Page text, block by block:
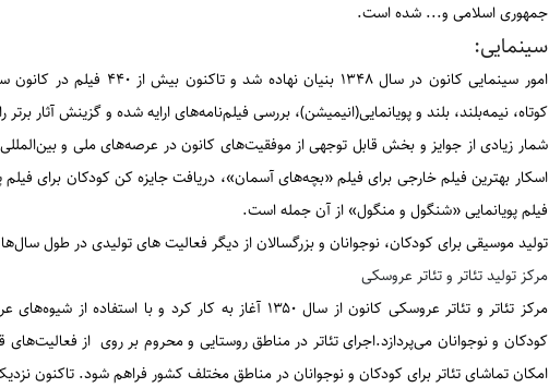
جمهوری‌ اسلامی و... شده است.
سینمایی:
امور سینمایی کانون در سال
کوتاه، نیمه‌بلند، بلند و پویانمایی(انیمیشن)، بررسی فیلم‌نامه‌های ارایه شده و گزینش آثار
شمار زیادی از جوایز و بخش قابل توجهی از موفقیت‌های کانون در عرصه‌های ملی و
فیلم پویانمایی «شنگول و منگول» از آن جمله است.
تولید موسیقی برای کودکان، نوجوانان و بزرگسالان از دیگر فعالیت های تولیدی در طول
مرکز تولید تئاتر و تئاتر عروسکی
مرکز تئاتر و تئاتر عروسکی کانون از سال ۱۳۵۰ آغاز به کار
کودکان و نوجوانان می‌پردازد.اجرای تئاتر در مناطق روستایی و محروم بر روی از
امکان تماشای تئاتر برای کودکان و نوجوانان در مناطق مختلف کشور فراهم شود. تاکنون نزدیک به 281 عنوان تئاتر برای آنان تولید